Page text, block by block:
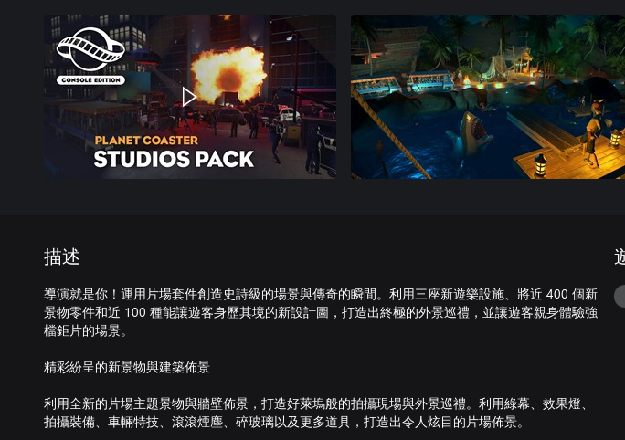
描述
導演就是你！運用片場套件創造史詩級的場景與傳奇的瞬間。利用三座新遊樂設施、將近 400 個新
景物零件和近 100 種能讓遊客身歷其境的新設計圖，打造出終極的外景巡禮，並讓遊客親身體驗強
檔鉅片的場景。
精彩紛呈的新景物與建築佈景
利用全新的片場主題景物與牆壁佈景，打造好萊塢般的拍攝現場與外景巡禮。利用綠幕、效果燈、
拍攝裝備、車輛特技、滾滾煙塵、碎玻璃以及更多道具，打造出令人炫目的片場佈景。